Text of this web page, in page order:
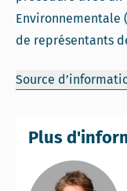
Environnementale
de représentants
Source
Plus